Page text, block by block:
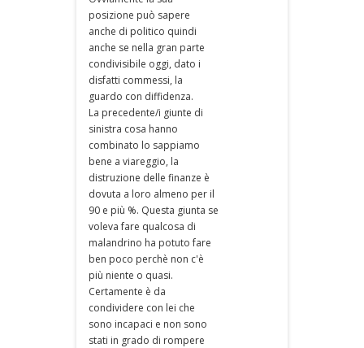
posizione può sapere
anche di politico quindi
anche se nella gran parte
condivisibile oggi, dato i
disfatti commessi, la
guardo con diffidenza.
La precedente/i giunte di
sinistra cosa hanno
combinato lo sappiamo
bene a viareggio, la
distruzione delle finanze è
dovuta a loro almeno per il
90 e più %. Questa giunta se
voleva fare qualcosa di
malandrino ha potuto fare
ben poco perchè non c'è
più niente o quasi.
Certamente è da
condividere con lei che
sono incapaci e non sono
stati in grado di rompere